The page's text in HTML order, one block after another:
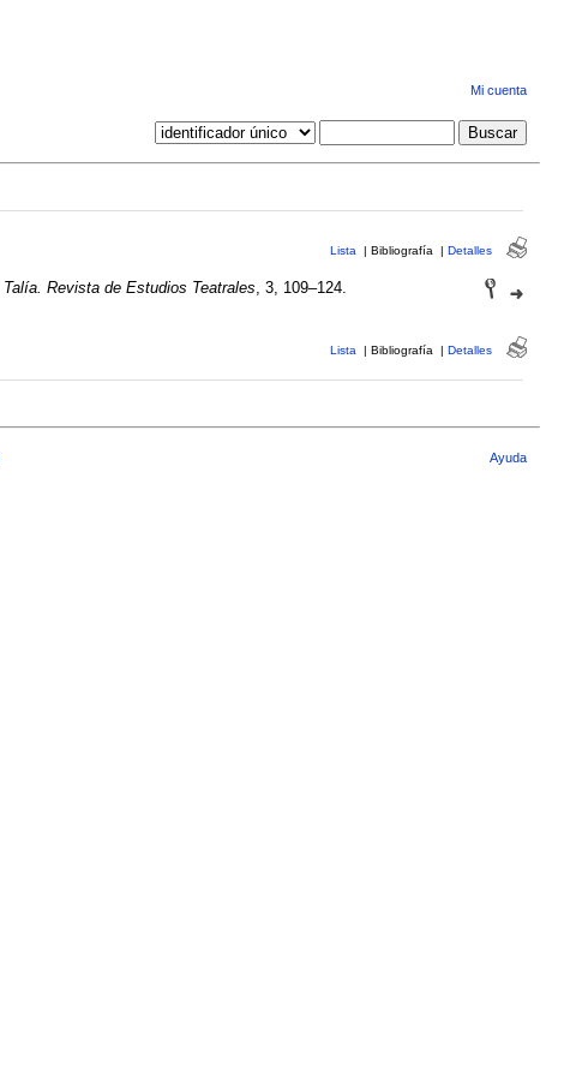
Mi cuenta
Lista | Bibliografía | Detalles
Talía. Revista de Estudios Teatrales , 3, 109–124.
Lista | Bibliografía | Detalles
Ayuda